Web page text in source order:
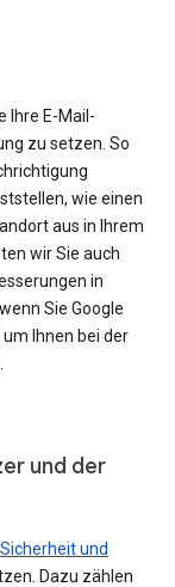
Ihre E-Mail-
zu setzen. So
wie einen
aus in Ihrem
wir Sie auch
in
Sie Google
Ihnen bei der
und der
Sicherheit und
Dazu zählen